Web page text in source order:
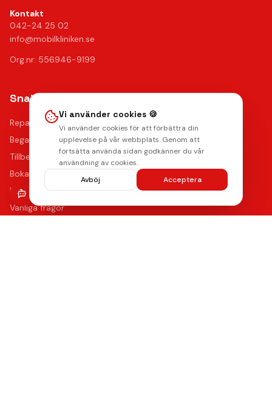
Kontakt
042-24 25 02
info@mobilkliniken.se
Org.nr: 556946-9199
Snabblänkar
Reparationer
Begagnade mobiler
Tillbehör
Boka reparation
Kontakta oss
Vanliga frågor
Vi använder cookies 🍪
Vi använder cookies för att förbättra din
upplevelse på vår webbplats. Genom att
fortsätta använda sidan godkänner du vår
användning av cookies.
Avböj
Acceptera